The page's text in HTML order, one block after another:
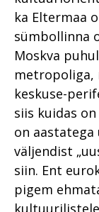
ka Eltermaa
sümbollinna
Moskva
metropoliga,
keskuse-
siis kuidas
on
väljendist
siin. Ent
pigem